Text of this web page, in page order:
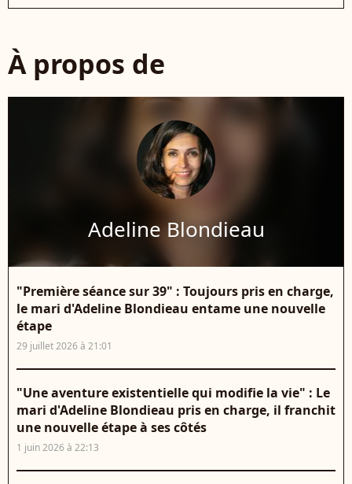
À propos de
Adeline Blondieau
"Première séance sur 39" : Toujours pris en charge,
le mari d'Adeline Blondieau entame une nouvelle
étape
29 juillet 2026 à 21:01
"Une aventure existentielle qui modifie la vie" : Le
mari d'Adeline Blondieau pris en charge, il franchit
une nouvelle étape à ses côtés
1 juin 2026 à 22:13